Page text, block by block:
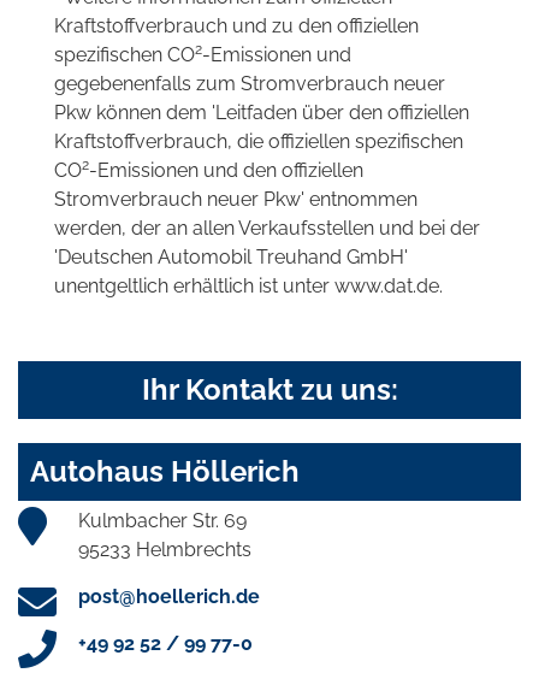
Kraftstoffverbrauch und zu den offiziellen
spezifischen CO2-Emissionen und
gegebenenfalls zum Stromverbrauch neuer
Pkw können dem 'Leitfaden über den offiziellen
Kraftstoffverbrauch, die offiziellen spezifischen
CO2-Emissionen und den offiziellen
Stromverbrauch neuer Pkw' entnommen
werden, der an allen Verkaufsstellen und bei der
'Deutschen Automobil Treuhand GmbH'
unentgeltlich erhältlich ist unter www.dat.de.
Ihr Kontakt zu uns:
Autohaus Höllerich
Kulmbacher Str. 69
95233 Helmbrechts
post@hoellerich.de
+49 92 52 / 99 77-0